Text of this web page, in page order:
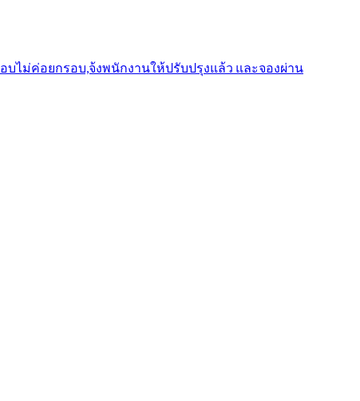
ไม่ค่อยกรอบ,จ้งพนักงานให้ปรับปรุงแล้ว และจองผ่าน